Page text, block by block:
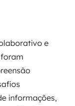
e
informações,